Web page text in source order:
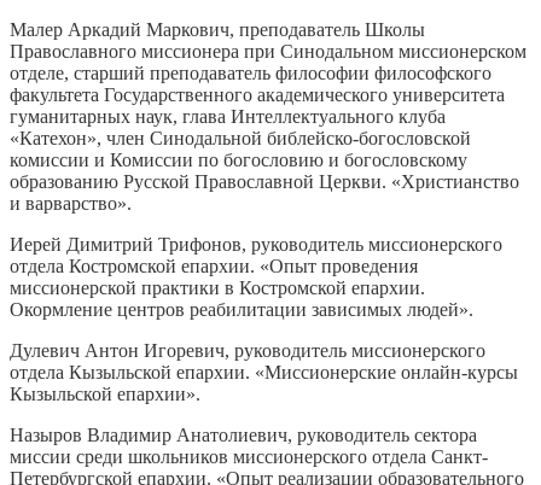
Малер Аркадий Маркович, преподаватель Школы
Православного миссионера при Синодальном миссионерском
отделе, старший преподаватель философии философского
факультета Государственного академического университета
гуманитарных наук, глава Интеллектуального клуба
«Катехон», член Синодальной библейско-богословской
комиссии и Комиссии по богословию и богословскому
образованию Русской Православной Церкви. «Христианство
и варварство».
Иерей Димитрий Трифонов, руководитель миссионерского
отдела Костромской епархии. «Опыт проведения
миссионерской практики в Костромской епархии.
Окормление центров реабилитации зависимых людей».
Дулевич Антон Игоревич, руководитель миссионерского
отдела Кызыльской епархии. «Миссионерские онлайн-курсы
Кызыльской епархии».
Назыров Владимир Анатолиевич, руководитель сектора
миссии среди школьников миссионерского отдела Санкт-
Петербургской епархии. «Опыт реализации образовательного